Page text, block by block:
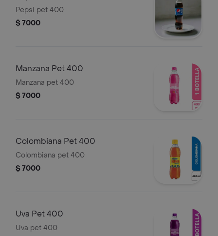
Pepsi pet 400
$ 7000
Manzana Pet 400
Manzana pet 400
$ 7000
Colombiana Pet 400
Colombiana pet 400
$ 7000
Uva Pet 400
Uva pet 400